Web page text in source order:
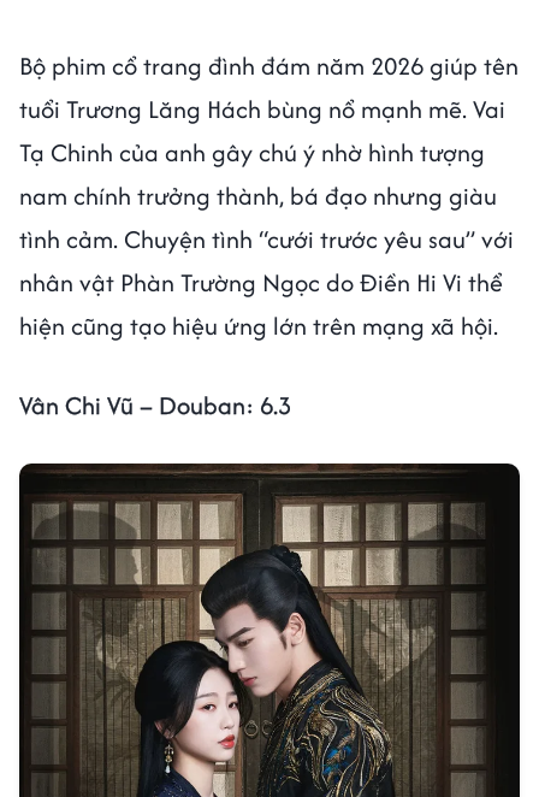
Bộ phim cổ trang đình đám năm 2026 giúp tên
tuổi Trương Lăng Hách bùng nổ mạnh mẽ. Vai
Tạ Chinh của anh gây chú ý nhờ hình tượng
nam chính trưởng thành, bá đạo nhưng giàu
tình cảm. Chuyện tình “cưới trước yêu sau” với
nhân vật Phàn Trường Ngọc do Điền Hi Vi thể
hiện cũng tạo hiệu ứng lớn trên mạng xã hội.
Vân Chi Vũ – Douban: 6.3